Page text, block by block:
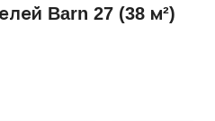
Barn 27 (38 м²)